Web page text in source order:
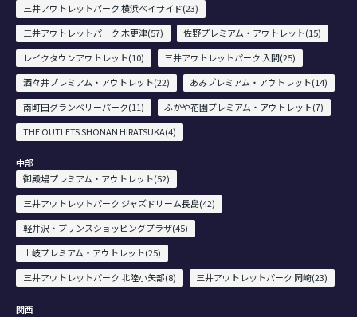
三井アウトレットパーク 横浜ベイサイド(23)
三井アウトレットパーク 木更津(57)
佐野プレミアム・アウトレット(15)
レイクタウンアウトレット(10)
三井アウトレットパーク 入間(25)
酒々井プレミアム・アウトレット(22)
あみプレミアム・アウトレット(14)
南町田グランベリーパーク(11)
ふかや花園プレミアム・アウトレット(7)
THE OUTLETS SHONAN HIRATSUKA(4)
中部
御殿場プレミアム・アウトレット(52)
三井アウトレットパーク ジャズドリーム長島(42)
軽井沢・プリンスショッピングプラザ(45)
土岐プレミアム・アウトレット(25)
三井アウトレットパーク 北陸小矢部(8)
三井アウトレットパーク 岡崎(23)
関西